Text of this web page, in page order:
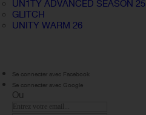
UN1TY ADVANCED SEASON 25
GLITCH
UNITY WARM 26
Se connecter avec Facebook
Se connecter avec Google
Ou